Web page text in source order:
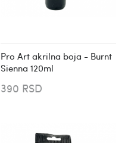
Pro Art akrilna boja - Burnt
Sienna 120ml
390 RSD